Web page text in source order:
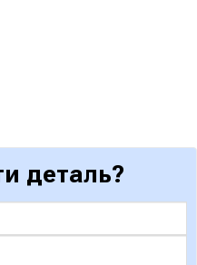
деталь?